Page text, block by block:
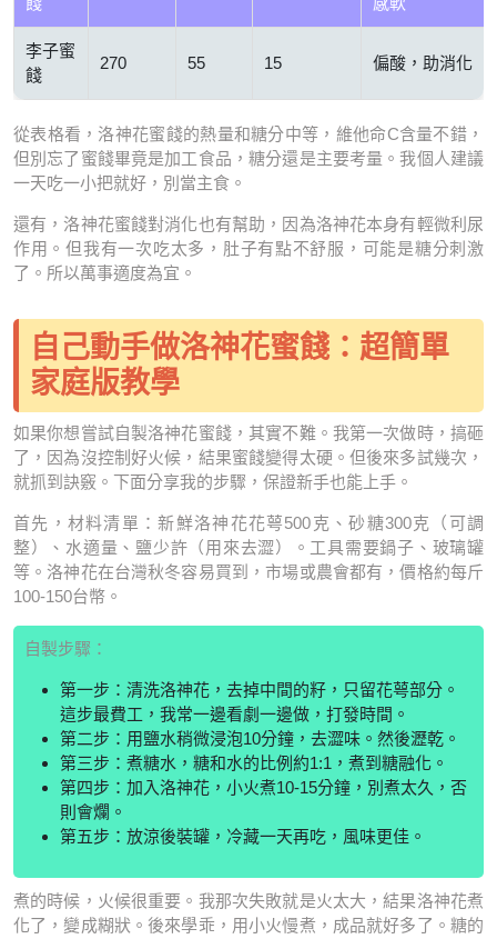
李子蜜
餞
270 55 15 偏酸，助消化
從表格看，洛神花蜜餞的熱量和糖分中等，維他命C含量不錯，
但別忘了蜜餞畢竟是加工食品，糖分還是主要考量。我個人建議
一天吃一小把就好，別當主食。
還有，洛神花蜜餞對消化也有幫助，因為洛神花本身有輕微利尿
作用。但我有一次吃太多，肚子有點不舒服，可能是糖分刺激
了。所以萬事適度為宜。
自己動手做洛神花蜜餞：超簡單
家庭版教學
如果你想嘗試自製洛神花蜜餞，其實不難。我第一次做時，搞砸
了，因為沒控制好火候，結果蜜餞變得太硬。但後來多試幾次，
就抓到訣竅。下面分享我的步驟，保證新手也能上手。
首先，材料清單：新鮮洛神花花萼500克、砂糖300克（可調
整）、水適量、鹽少許（用來去澀）。工具需要鍋子、玻璃罐
等。洛神花在台灣秋冬容易買到，市場或農會都有，價格約每斤
100-150台幣。
自製步驟：
第一步：清洗洛神花，去掉中間的籽，只留花萼部分。
這步最費工，我常一邊看劇一邊做，打發時間。
第二步：用鹽水稍微浸泡10分鐘，去澀味。然後瀝乾。
第三步：煮糖水，糖和水的比例約1:1，煮到糖融化。
第四步：加入洛神花，小火煮10-15分鐘，別煮太久，否
則會爛。
第五步：放涼後裝罐，冷藏一天再吃，風味更佳。
煮的時候，火候很重要。我那次失敗就是火太大，結果洛神花煮
化了，變成糊狀。後來學乖，用小火慢煮，成品就好多了。糖的